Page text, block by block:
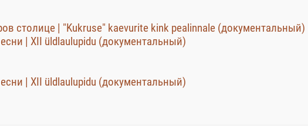
столице | "Kukruse" kaevurite kink pealinnale (документальный)
| XII üldlaulupidu (документальный)
| XII üldlaulupidu (документальный)